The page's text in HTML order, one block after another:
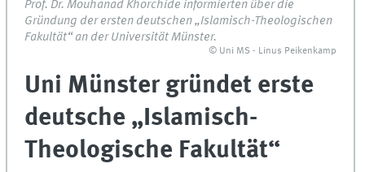
Prof. Dr. Mouhanad Khorchide informierten über die
Gründung der ersten deutschen „Islamisch-Theologischen
Fakultät“ an der Universität Münster.
© Uni MS - Linus Peikenkamp
Uni Münster gründet erste
deutsche „Islamisch-
Theologische Fakultät“